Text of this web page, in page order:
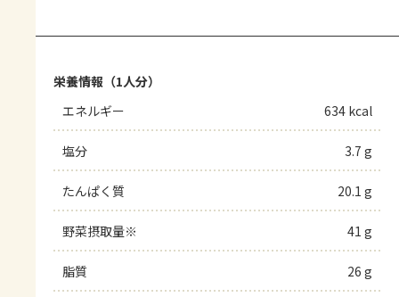
栄養情報（1人分）
エネルギー
634 kcal
塩分 3.7 g
たんぱく質 20.1 g
野菜摂取量※ 41 g
脂質 26 g